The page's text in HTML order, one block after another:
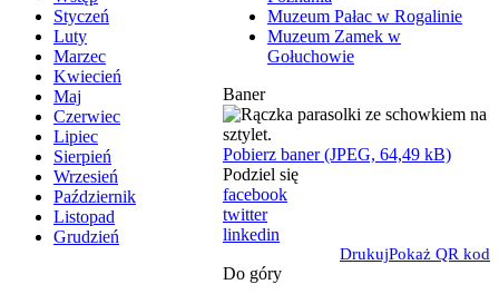
Styczeń
Luty
Marzec
Kwiecień
Maj
Czerwiec
Lipiec
Sierpień
Wrzesień
Październik
Listopad
Grudzień
Muzeum Pałac w Rogalinie
Muzeum Zamek w
Gołuchowie
Baner
Pobierz baner (JPEG, 64,49 kB)
Podziel się
facebook
twitter
linkedin
DrukujPokaż QR kod
Do góry